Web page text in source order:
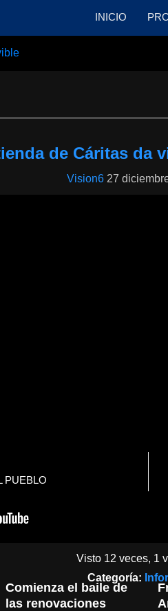
INICIO
de Cáritas da
Vision6 27
Visto 12 veces, 1
Categoría:
PUEBLO
Comienza el baile de
las renovaciones